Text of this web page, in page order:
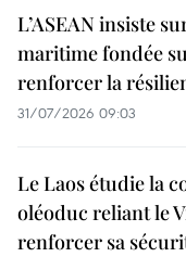
L’ASEAN insiste
maritime fondée
renforcer la
31/07/2026 09:03
Le Laos étudie la
oléoduc reliant le
renforcer sa